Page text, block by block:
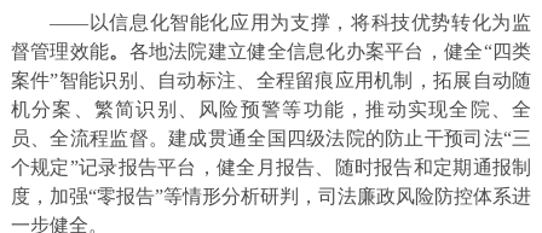
——以信息化智能化应用为支撑，将科技优势转化为监
督管理效能。 各地法院建立健全信息化办案平台，健全“四类
案件”智能识别、自动标注、全程留痕应用机制，拓展自动随
机分案、繁简识别、风险预警等功能，推动实现全院、全
员、全流程监督。建成贯通全国四级法院的防止干预司法“三
个规定”记录报告平台，健全月报告、随时报告和定期通报制
度，加强“零报告”等情形分析研判，司法廉政风险防控体系进
一步健全。